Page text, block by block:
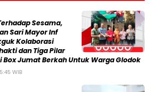
Sesama,
Sari Mayor Inf
Kolaborasi
dan Tiga Pilar
Box Jumat Berkah Untuk Warga Glodok
WIB